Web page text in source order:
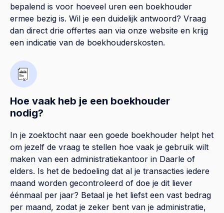
bepalend is voor hoeveel uren een boekhouder
ermee bezig is. Wil je een duidelijk antwoord? Vraag
dan direct drie offertes aan via onze website en krijg
een indicatie van de boekhouderskosten.
Hoe vaak heb je een boekhouder
nodig?
In je zoektocht naar een goede boekhouder helpt het
om jezelf de vraag te stellen hoe vaak je gebruik wilt
maken van een administratiekantoor in Daarle of
elders. Is het de bedoeling dat al je transacties iedere
maand worden gecontroleerd of doe je dit liever
éénmaal per jaar? Betaal je het liefst een vast bedrag
per maand, zodat je zeker bent van je administratie,